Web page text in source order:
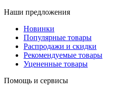
Наши предложения
Новинки
Популярные товары
Распродажи и скидки
Рекомендуемые товары
Уцененные товары
Помощь и сервисы